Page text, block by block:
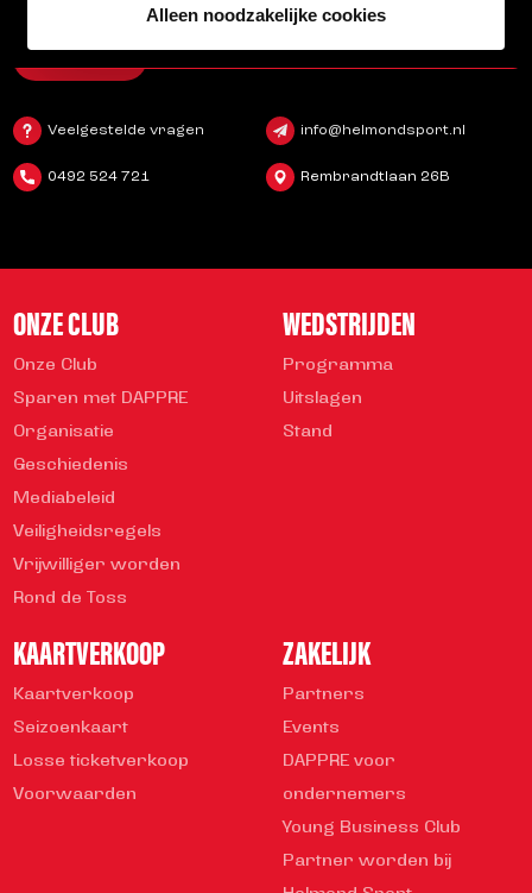
Alleen noodzakelijke cookies
Veelgestelde vragen info@helmondsport.nl
0492 524 721 Rembrandtlaan 26B
ONZE CLUB
Onze Club
Sparen met DAPPRE
Organisatie
Geschiedenis
Mediabeleid
Veiligheidsregels
Vrijwilliger worden
Rond de Toss
WEDSTRIJDEN
Programma
Uitslagen
Stand
KAARTVERKOOP
Kaartverkoop
Seizoenkaart
Losse ticketverkoop
Voorwaarden
ZAKELIJK
Partners
Events
DAPPRE voor
ondernemers
Young Business Club
Partner worden bij